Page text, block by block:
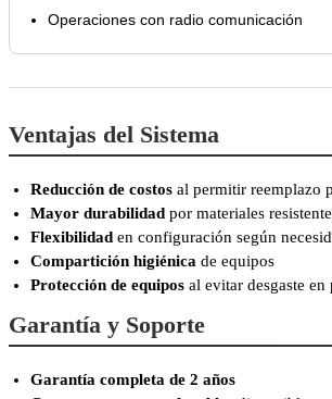
Operaciones con radio comunicación
Ventajas del Sistema
Reducción de costos al permitir reemplazo
Mayor durabilidad por materiales
Flexibilidad en configuración según
Compartición higiénica de equipos
Protección de equipos al evitar desgaste en
Garantía y Soporte
Garantía completa de 2 años